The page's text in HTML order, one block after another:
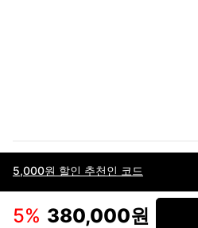
5,000원 할인 추천인 코드
5% 380,000원
이용약관고객센터판매개인정보 처
인스타그램